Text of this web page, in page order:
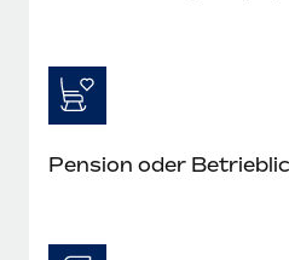
Pension oder